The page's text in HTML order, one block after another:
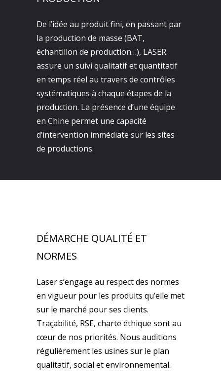
De l’idée au produit fini, en passant par
la production de masse (BAT,
échantillon de production…), LASER
assure un suivi qualitatif et quantitatif
en temps réel au travers de contrôles
systématiques à chaque étapes de la
production. La présence d’une équipe
en Chine permet une capacité
d’intervention immédiate sur les sites
de productions.
DÉMARCHE QUALITÉ ET
NORMES
Laser s’engage au respect des normes
en vigueur pour les produits qu’elle met
sur le marché pour ses clients.
Traçabilité, RSE, charte éthique sont au
cœur de nos priorités. Nous auditions
régulièrement les usines sur le plan
qualitatif, social et environnemental.